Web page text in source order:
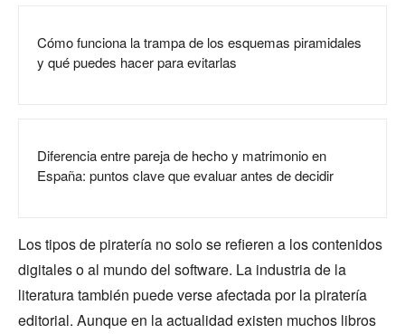
Cómo funciona la trampa de los esquemas piramidales
y qué puedes hacer para evitarlas
Diferencia entre pareja de hecho y matrimonio en
España: puntos clave que evaluar antes de decidir
Los tipos de piratería no solo se refieren a los contenidos
digitales o al mundo del software. La industria de la
literatura también puede verse afectada por la piratería
editorial. Aunque en la actualidad existen muchos libros